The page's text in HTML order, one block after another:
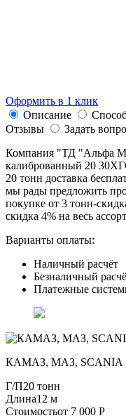
Оформить в 1 клик
Описание
Отзывы
Задать
Компания "ТД "Альфа
калиброванный 20
20 тонн доставка
мы рады предложить
покупке от 3 тонн-
скидка 4% на весь
Варианты оплаты:
Наличный расчёт
Безналичный
Платежные
КАМАЗ, МАЗ, SCANIA
Г/П20 тонн
Длина12 м
Стоимостьот 7 000 Р